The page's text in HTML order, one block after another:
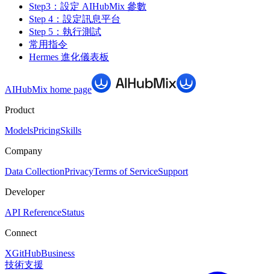
Step3：設定 AIHubMix 參數
Step 4：設定訊息平台
Step 5：執行測試
常用指令
Hermes 進化儀表板
AIHubMix home page
Product
ModelsPricingSkills
Company
Data CollectionPrivacyTerms of ServiceSupport
Developer
API ReferenceStatus
Connect
XGitHubBusiness
技術支援